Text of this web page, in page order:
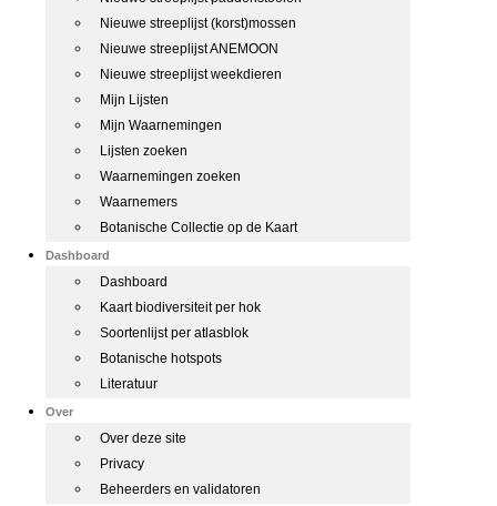
Nieuwe streeplijst (korst)mossen
Nieuwe streeplijst ANEMOON
Nieuwe streeplijst weekdieren
Mijn Lijsten
Mijn Waarnemingen
Lijsten zoeken
Waarnemingen zoeken
Waarnemers
Botanische Collectie op de Kaart
Dashboard
Dashboard
Kaart biodiversiteit per hok
Soortenlijst per atlasblok
Botanische hotspots
Literatuur
Over
Over deze site
Privacy
Beheerders en validatoren